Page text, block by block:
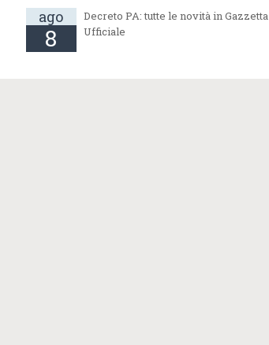
ago
8
Decreto PA: tutte le novità in Gazzetta
Ufficiale